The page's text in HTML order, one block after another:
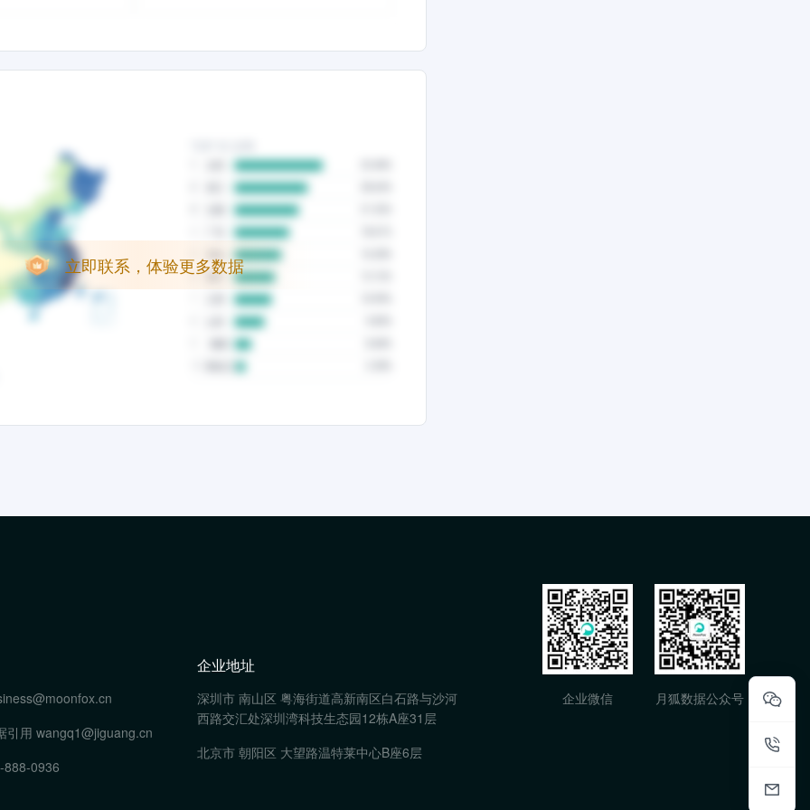
立即联系，体验更多数据
引用 wangq1@jiguang.cn
888-0936
企业地址
深圳市 南山区 粤海街道高新南区白石路与沙河
西路交汇处深圳湾科技生态园12栋A座31层
北京市 朝阳区 大望路温特莱中心B座6层
企业微信 月狐数据公众号